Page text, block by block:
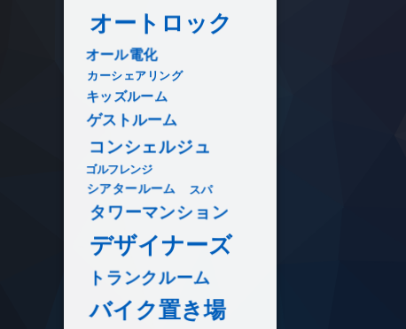
オートロック
オール電化
カーシェアリング
キッズルーム
ゲストルーム
コンシェルジュ
ゴルフレンジ
シアタールーム スパ
タワーマンション
デザイナーズ
トランクルーム
バイク置き場